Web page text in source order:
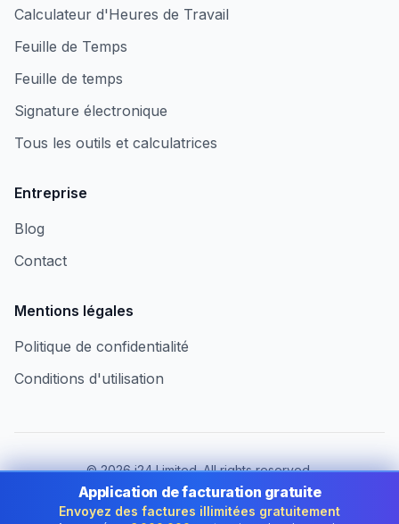
Calculateur d'Heures de Travail
Feuille de Temps
Feuille de temps
Signature électronique
Tous les outils et calculatrices
Entreprise
Blog
Contact
Mentions légales
Politique de confidentialité
Conditions d'utilisation
©2026i24 Limited. All rights reserved.
Au service des entreprises en France
Changer de pays :
France
Application de facturation gratuite
Envoyez des factures illimitées gratuitement